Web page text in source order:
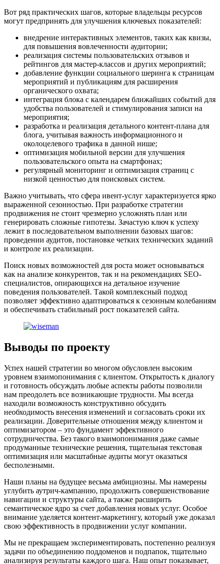
Вот ряд практических шагов, которые владельцы ресурсов
могут предпринять для улучшения ключевых показателей:
внедрение интерактивных элементов, таких как квизы,
для повышения вовлеченности аудитории;
реализация системы пользовательских отзывов и
рейтингов для мастер-классов и других мероприятий;
добавление функции социального шеринга к страницам
мероприятий и публикациям для расширения
органического охвата;
интеграция блока с календарем ближайших событий для
удобства пользователей и стимулирования записи на
мероприятия;
разработка и реализация детального контент-плана для
блога, учитывая важность информационного и
околоцелевого трафика в данной нише;
оптимизация мобильной версии для улучшения
пользовательского опыта на смартфонах;
регулярный мониторинг и оптимизация страниц с
низкой ценностью для поисковых систем.
Важно учитывать, что сфера ивент-услуг характеризуется ярко
выраженной сезонностью. При разработке стратегии
продвижения не стоит чрезмерно усложнять план или
генерировать сложные гипотезы. Зачастую ключ к успеху
лежит в последовательном выполнении базовых шагов:
проведении аудитов, постановке четких технических заданий
и контроле их реализации.
Поиск новых возможностей для роста может основываться
как на анализе конкурентов, так и на рекомендациях SEO-
специалистов, опирающихся на детальное изучение
поведения пользователей. Такой комплексный подход
позволяет эффективно адаптироваться к сезонным колебаниям
и обеспечивать стабильный рост показателей сайта.
Выводы по проекту
Успех нашей стратегии во многом обусловлен высоким
уровнем взаимопонимания с клиентом. Открытость к диалогу
и готовность обсуждать любые аспекты работы позволили
нам преодолеть все возникающие трудности. Мы всегда
находили возможность конструктивно обсудить
необходимость внесения изменений и согласовать сроки их
реализации. Доверительные отношения между клиентом и
оптимизатором – это фундамент эффективного
сотрудничества. Без такого взаимопонимания даже самые
продуманные технические решения, тщательная текстовая
оптимизация или масштабные аудиты могут оказаться
бесполезными.
Наши планы на будущее весьма амбициозны. Мы намерены
углубить аутрич-кампанию, продолжить совершенствование
навигации и структуры сайта, а также расширить
семантическое ядро за счет добавления новых услуг. Особое
внимание уделяется контент-маркетингу, который уже доказал
свою эффективность в продвижении услуг компании.
Мы не прекращаем экспериментировать, постепенно реализуя
задачи по объединению поддоменов и подпапок, тщательно
анализируя результаты каждого шага. Наш опыт показывает,